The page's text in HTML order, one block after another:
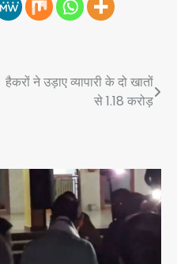
हैकरों ने उड़ाए व्यापारी के दो खातों
से 1.18 करोड़